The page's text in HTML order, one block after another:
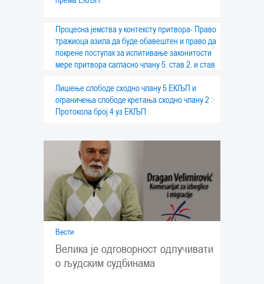
Процесна јемства у контексту притвора- Право
тражиоца азила да буде обавештен и право да
покрене поступак за испитивање законитости
мере притвора сагласно члану 5. став 2. и став
Лишење слободе сходно члану 5 ЕКЉП и
ограничења слободе кретања сходно члану 2
Протокола број 4 уз ЕКЉП
Вести
Велика је одговорност одлучивати
о људским судбинама